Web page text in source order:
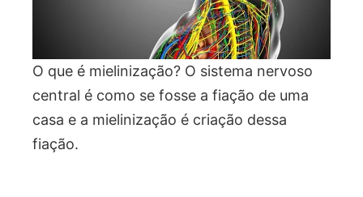
O que é mielinização? O sistema nervoso
central é como se fosse a fiação de uma
casa e a mielinização é criação dessa
fiação.